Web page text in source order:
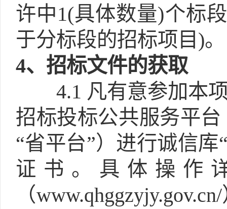
许中1(具体数量)个标
于分标段的招标项目)。
4、招标文件的获取
4.1 凡有意参加本
招标投标公共服务平台
“省平台”）进行诚信
证书。具体操作
（